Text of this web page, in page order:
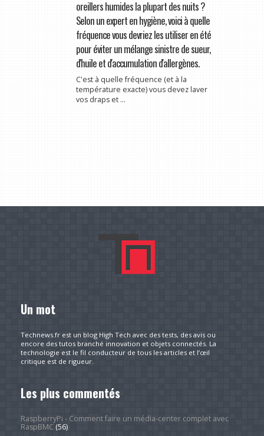
oreillers humides la plupart des nuits ?
Selon un expert en hygiène, voici à quelle
fréquence vous devriez les utiliser en été
pour éviter un mélange sinistre de sueur,
d'huile et d'accumulation d'allergènes.
C'est à quelle fréquence (et à la
température exacte) vous devez laver
vos draps et ...
Un mot
Technews.fr est un blog High Tech avec des tests, des avis ou
encore des tutos branché innovation et objets connectés. La
technologie est le fil conducteur de tous les articles et l’œil
critique est de rigueur.
Les plus commentés
RaspberryPi - Comment faire un média-center complet avec
RaspBMC(56)